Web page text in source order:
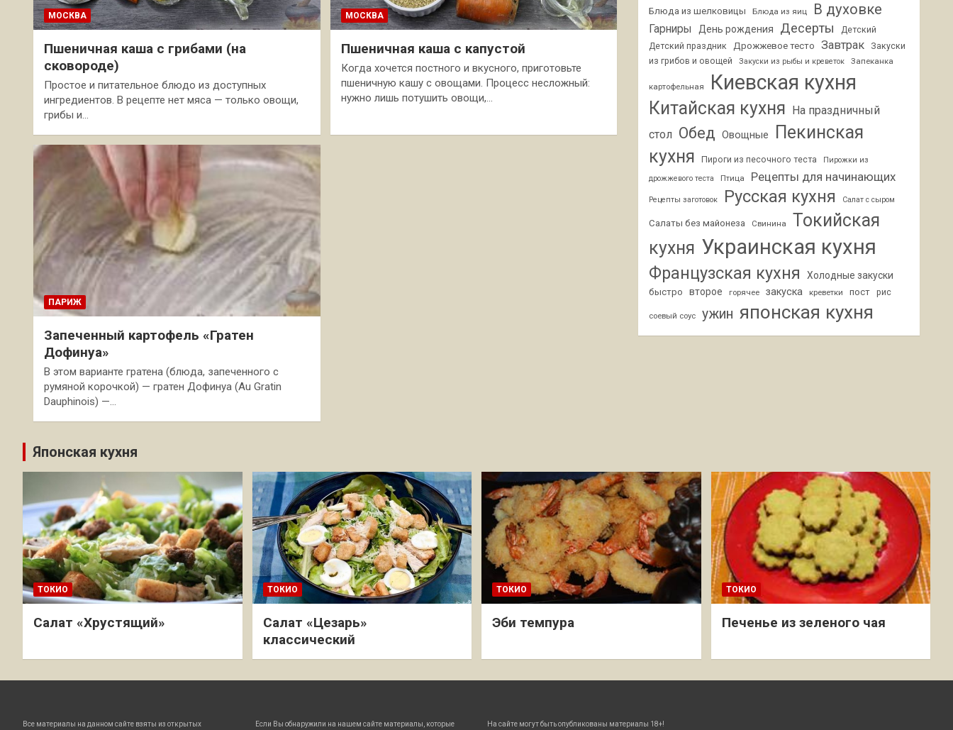
МОСКВА
Пшеничная каша с грибами (на
сковороде)
Простое и питательное блюдо из доступных
ингредиентов. В рецепте нет мяса — только овощи,
грибы и…
МОСКВА
Пшеничная каша с капустой
Когда хочется постного и вкусного, приготовьте
пшеничную кашу с овощами. Процесс несложный:
нужно лишь потушить овощи,…
ПАРИЖ
Запеченный картофель «Гратен
Дофинуа»
В этом варианте гратена (блюда, запеченного с
румяной корочкой) — гратен Дофинуа (Au Gratin
Dauphinois) —…
Блюда из шелковицы Блюда из яиц В духовке
Гарниры День рождения Десерты
Детский
Детский праздник
Дрожжевое тесто Завтрак
Закуски
из грибов и овощей
Закуски из рыбы и креветок Запеканка
картофельная Киевская кухня
Китайская кухня На праздничный
стол Обед Овощные
Пекинская
кухня
Пироги из песочного теста
Пирожки из
дрожжевого теста
Птица Рецепты для начинающих
Рецепты заготовок Русская кухня Салат с сыром
Салаты без майонеза Свинина
Токийская
кухня Украинская кухня
Французская кухня Холодные закуски
быстро второе горячее закуска креветки пост рис
соевый соус ужин японская кухня
Японская кухня
ТОКИО
Салат «Хрустящий»
ТОКИО
Салат «Цезарь»
классический
ТОКИО
Эби темпура
ТОКИО
Печенье из зеленого чая
Все материалы на данном сайте взяты из открытых Если Вы обнаружили на нашем сайте материалы, которые На сайте могут быть опубликованы материалы 18+!